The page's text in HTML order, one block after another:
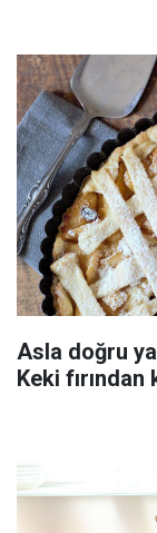
Asla doğru
Keki fırından